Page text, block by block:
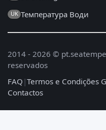
UK Температура Води
2014 - 2026 ©
reservados
FAQ |Termos e Condições
Contactos